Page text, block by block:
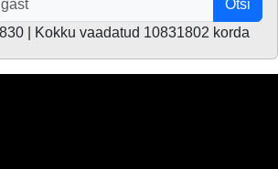
Otsi
| Kokku vaadatud 10831802 korda